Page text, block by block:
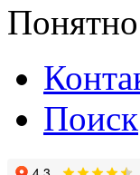
Понятно
Поиск